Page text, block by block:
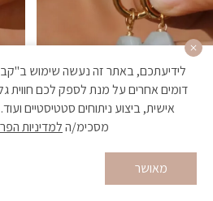
דומים אחרים על מנת לספק לכם חווית
אישית, ביצוע ניתוחים סטטיסטיים
מסכימ/הלמדיניות
מאושר